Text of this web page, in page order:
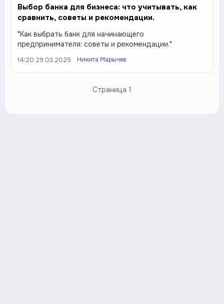
Выбор банка для бизнеса: что учитывать, как
сравнить, советы и рекомендации.
"Как выбрать банк для начинающего
предпринимателя: советы и рекомендации."
14:20 29.03.2025 Никита Марычев
Страница 1